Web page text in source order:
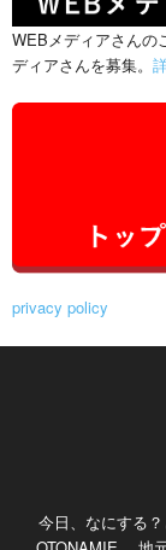
WEBメディアさんの
ディアさんを募集。
privacy policy
今日、なにする